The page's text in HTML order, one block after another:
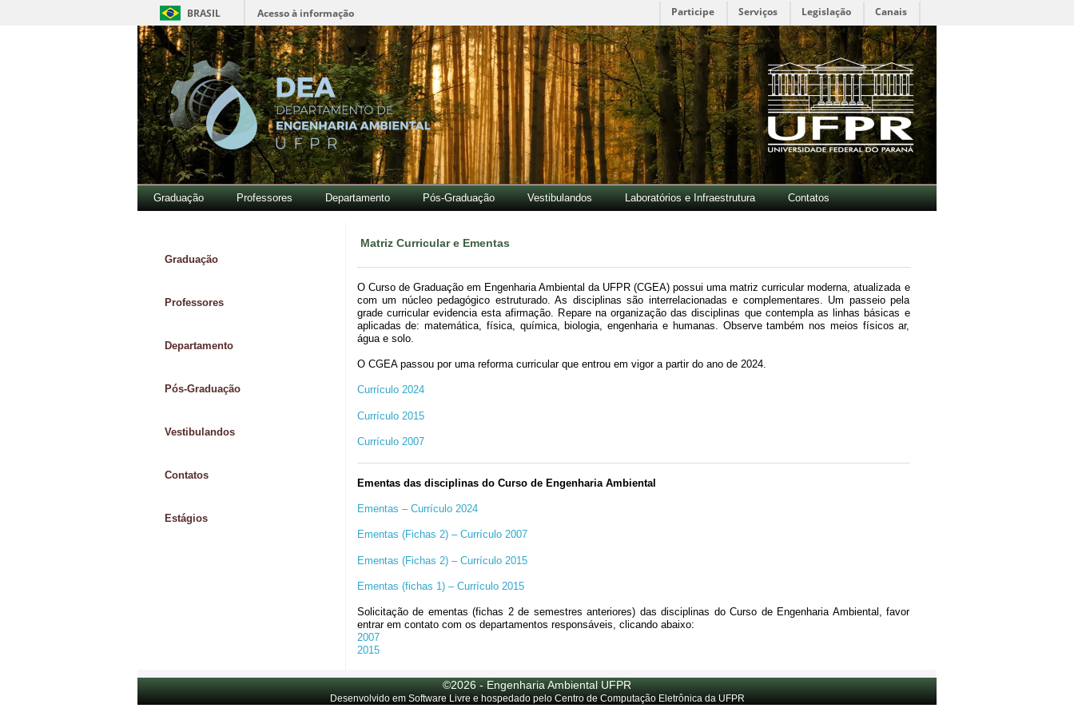
BRASIL Acesso à informação Participe Serviços Legislação Canais
Graduação Professores Departamento Pós-Graduação Vestibulandos Laboratórios e Infraestrutura Contatos
Graduação
Professores
Departamento
Pós-Graduação
Vestibulandos
Contatos
Estágios
Matriz Curricular e Ementas
O Curso de Graduação em Engenharia Ambiental da UFPR (CGEA) possui uma matriz curricular moderna, atualizada e
com um núcleo pedagógico estruturado. As disciplinas são interrelacionadas e complementares. Um passeio pela
grade curricular evidencia esta afirmação. Repare na organização das disciplinas que contempla as linhas básicas e
aplicadas de: matemática, física, química, biologia, engenharia e humanas. Observe também nos meios físicos ar,
água e solo.
O CGEA passou por uma reforma curricular que entrou em vigor a partir do ano de 2024.
Currículo 2024
Currículo 2015
Currículo 2007
Ementas das disciplinas do Curso de Engenharia Ambiental
Ementas – Currículo 2024
Ementas (Fichas 2) – Currículo 2007
Ementas (Fichas 2) – Currículo 2015
Ementas (fichas 1) – Currículo 2015
Solicitação de ementas (fichas 2 de semestres anteriores) das disciplinas do Curso de Engenharia Ambiental, favor
entrar em contato com os departamentos responsáveis, clicando abaixo:
2007
2015
©2026 - Engenharia Ambiental UFPR
Desenvolvido em Software Livre e hospedado pelo Centro de Computação Eletrônica da UFPR